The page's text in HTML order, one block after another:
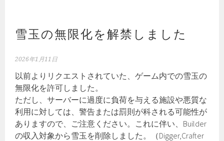
雪玉の無限化を解禁しました
2026年1月11日
以前よりリクエストされていた、ゲーム内での雪玉の
無限化を許可しました。
ただし、サーバーに過度に負荷を与える施設や悪質な
利用に対しては、警告または罰則が科される可能性が
ありますので、ご注意ください。これに伴い、Builder
の収入対象から雪玉を削除しました。（Digger,Crafter